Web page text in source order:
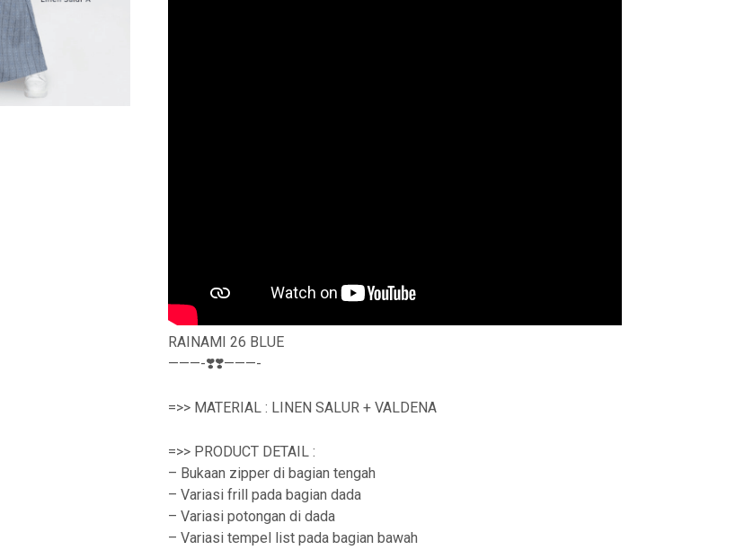
RAINAMI 26 BLUE
———-❣️❣️———-
=>> MATERIAL : LINEN SALUR + VALDENA
=>> PRODUCT DETAIL :
– Bukaan zipper di bagian tengah
– Variasi frill pada bagian dada
– Variasi potongan di dada
– Variasi tempel list pada bagian bawah